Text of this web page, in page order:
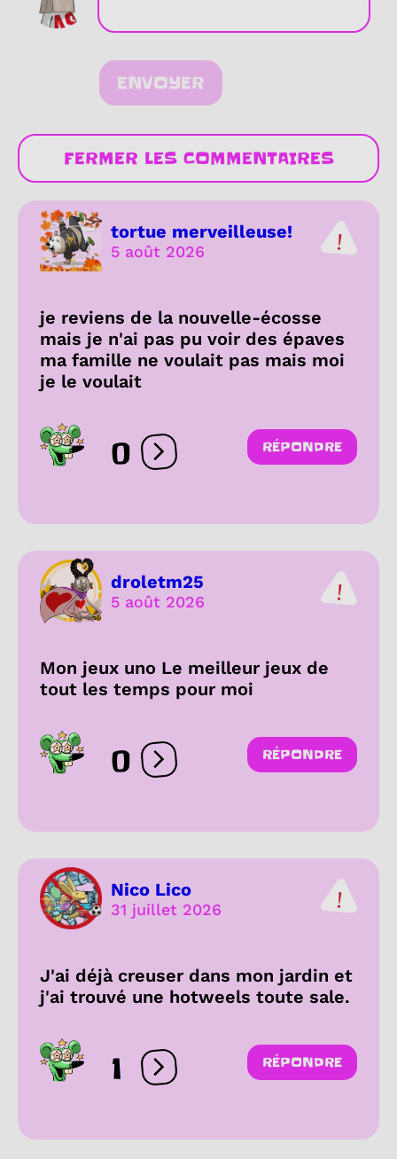
ENVOYER
FERMER LES COMMENTAIRES
tortue merveilleuse!
5 août 2026
je reviens de la nouvelle-écosse
mais je n'ai pas pu voir des épaves
ma famille ne voulait pas mais moi
je le voulait
0 Ouvrir les réactions
RÉPONDRE
droletm25
5 août 2026
Mon jeux uno Le meilleur jeux de
tout les temps pour moi
0 Ouvrir les réactions
RÉPONDRE
Nico Lico
31 juillet 2026
J'ai déjà creuser dans mon jardin et
j'ai trouvé une hotweels toute sale.
1 Ouvrir les réactions
RÉPONDRE